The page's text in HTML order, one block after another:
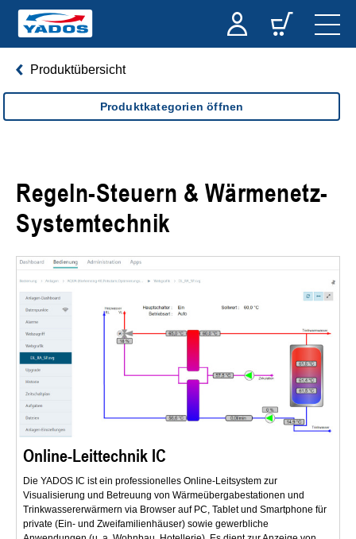
Produktübersicht
Produktkategorien öffnen
Regeln-Steuern & Wärmenetz-
Systemtechnik
Online-Leittechnik IC
Die YADOS IC ist ein professionelles Online-Leitsystem zur
Visualisierung und Betreuung von Wärmeübergabestationen und
Trinkwassererwärmern via Browser auf PC, Tablet und Smartphone für
private (Ein- und Zweifamilienhäuser) sowie gewerbliche